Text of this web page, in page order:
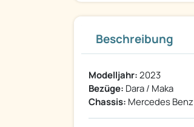
Beschreibung
Modelljahr:2023
Bezüge: Dara / Maka
Chassis: Mercedes Benz